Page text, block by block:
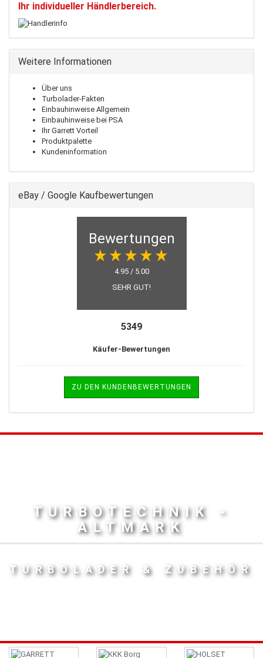
Ihr individueller Händlerbereich.
Weitere Informationen
Über uns
Turbolader-Fakten
Einbauhinweise Allgemein
Einbauhinweise bei PSA
Ihr Garrett Vorteil
Produktpalette
Kundeninformation
eBay / Google Kaufbewertungen
Bewertungen
4.95 / 5.00
SEHR GUT!
5349
Käufer-Bewertungen
ZU DEN KUNDENBEWERTUNGEN
TURBOTECHNIK -
ALTMARK
TURBOLADER & ZUBEHÖR